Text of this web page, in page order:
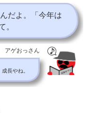
だよ。「今年は
。
アゲおっさん
成長やね。